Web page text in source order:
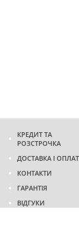
КРЕДИТ ТА
РОЗСТРОЧКА
ДОСТАВКА І
КОНТАКТИ
ГАРАНТІЯ
ВІДГУКИ